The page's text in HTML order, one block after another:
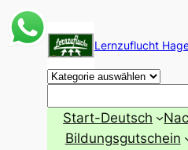
Zum
Inhalt
springen
Lernzuflucht
Start-Deutsch
Bildungsgutschein